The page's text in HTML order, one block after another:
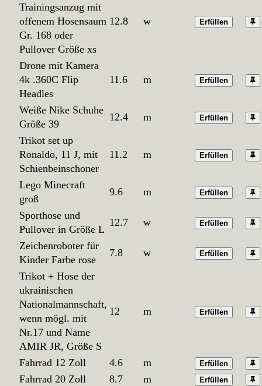
Trainingsanzug mit
offenem Hosensaum
Gr. 168 oder
Pullover Größe xs
12.8 w Erfüllen
Drone mit Kamera
4k .360C Flip
Headles
11.6 m Erfüllen
Weiße Nike Schuhe
Größe 39
12.4 m Erfüllen
Trikot set up
Ronaldo, 11 J, mit
Schienbeinschoner
11.2 m Erfüllen
Lego Minecraft
groß
9.6 m Erfüllen
Sporthose und
Pullover in Größe L
12.7 w Erfüllen
Zeichenroboter für
Kinder Farbe rose
7.8 w Erfüllen
Trikot + Hose der
ukrainischen
Nationalmannschaft,
wenn mögl. mit
Nr.17 und Name
AMIR JR, Größe S
12 m Erfüllen
Fahrrad 12 Zoll 4.6 m Erfüllen
Fahrrad 20 Zoll 8.7 m Erfüllen